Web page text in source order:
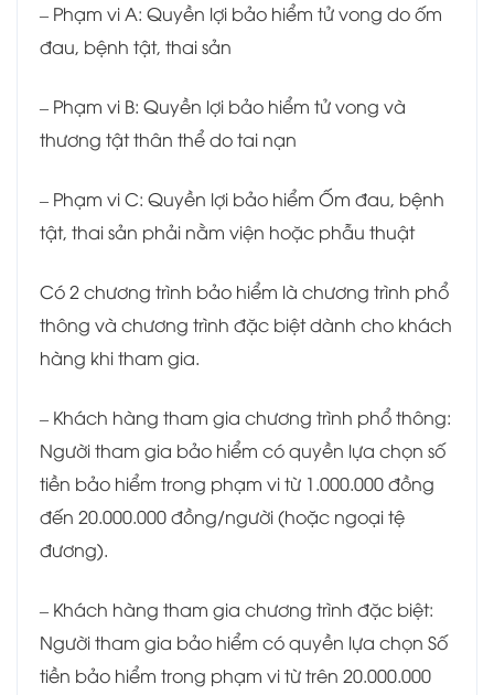
– Phạm vi A: Quyền lợi bảo hiểm tử vong do ốm
đau, bệnh tật, thai sản
– Phạm vi B: Quyền lợi bảo hiểm tử vong và
thương tật thân thể do tai nạn
– Phạm vi C: Quyền lợi bảo hiểm Ốm đau, bệnh
tật, thai sản phải nằm viện hoặc phẫu thuật
Có 2 chương trình bảo hiểm là chương trình phổ
thông và chương trình đặc biệt dành cho khách
hàng khi tham gia.
– Khách hàng tham gia chương trình phổ thông:
Người tham gia bảo hiểm có quyền lựa chọn số
tiền bảo hiểm trong phạm vi từ 1.000.000 đồng
đến 20.000.000 đồng/người (hoặc ngoại tệ
đương).
– Khách hàng tham gia chương trình đặc biệt:
Người tham gia bảo hiểm có quyền lựa chọn Số
tiền bảo hiểm trong phạm vi từ trên 20.000.000